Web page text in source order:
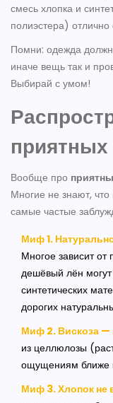
смесь хлопка и
полиэстера)
Помни: одежда
иначе вещь так и
Выбирай с умом!
приятных
Вообще про
Многие не знают, что
самые частые
Миф 1.
Многое зависит от
дешёвый лён
синтетических
дорогих
Миф 2. Вискоза —
из целлюлозы
ощущениям ближе
Миф 3. Хлопок не